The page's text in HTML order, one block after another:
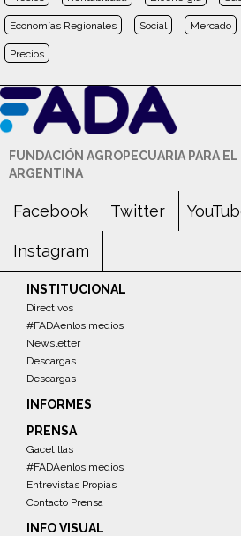
Economías Regionales Social Mercado
Precios
FUNDACIÓN AGROPECUARIA PARA
ARGENTINA
Facebook Twitter
Instagram
INSTITUCIONAL
Directivos
#FADAenlos medios
Newsletter
Descargas
Descargas
INFORMES
PRENSA
Gacetillas
#FADAenlos medios
Entrevistas Propias
Contacto Prensa
INFO VISUAL